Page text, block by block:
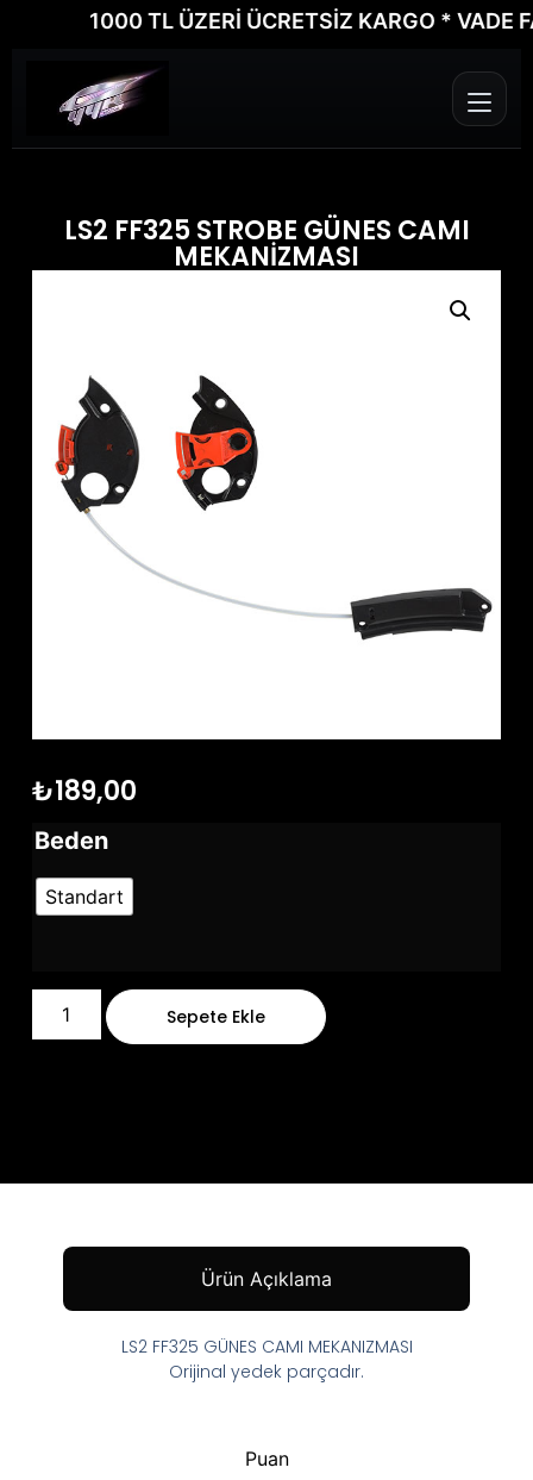
1000 TL ÜZERİ ÜCRETSİZ KARGO * VADE
LS2 FF325 STROBE GÜNES CAMI
MEKANİZMASI
₺189,00
Beden
Standart
Sepete Ekle
Ürün Açıklama
Puan
LS2 FF325 GÜNES CAMI MEKANIZMASI
Orijinal yedek parçadır.